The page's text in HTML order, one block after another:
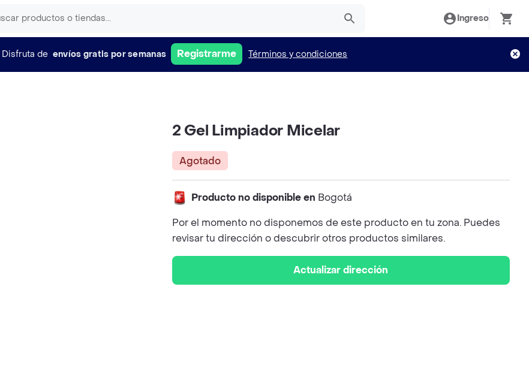
Ingreso
Disfruta de envíos gratis por semanas Registrarme Términos y condiciones
2 Gel Limpiador Micelar
Agotado
Producto no disponible en Bogotá
Por el momento no disponemos de este producto en tu zona. Puedes
revisar tu dirección o descubrir otros productos similares.
Actualizar dirección